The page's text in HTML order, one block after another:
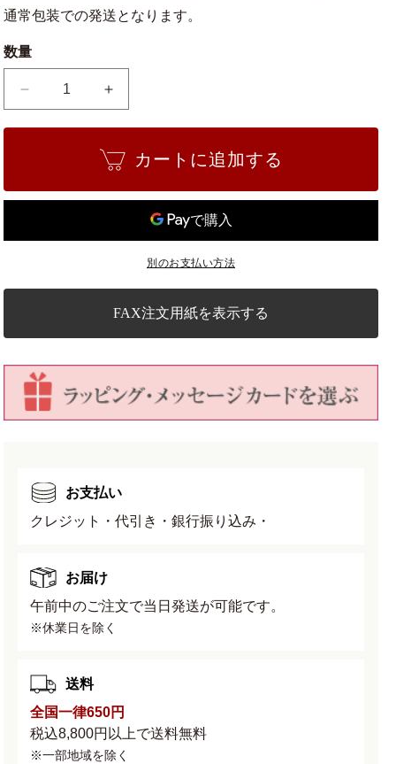
通常包装での発送となります。
数量
ス
ン
ー
ホ
ワ
イ
有
幅
さ
9.6cm
の
減
ら
す
プ
3.5
ス
ン
ー
ド
ホ
ワ
イ
有
幅
さ
9.6cm
の
数
増
や
す
カートに追加する
別のお支払い方法
FAX注文用紙を表示する
お支払い
クレジット・代引き・銀行振り込み・
お届け
午前中のご注文で当日発送が可能です。
※休業日を除く
送料
全国一律650円
税込8,800円以上で送料無料
※一部地域を除く